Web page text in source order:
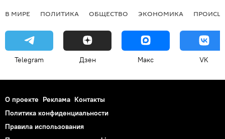
В МИРЕ ПОЛИТИКА ОБЩЕСТВО ЭКОНОМИКА
Telegram Дзен Макс VK
О проекте Реклама Контакты
Политика конфиденциальности
Правила использования